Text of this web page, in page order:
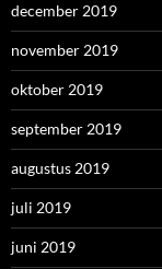
december 2019
november 2019
oktober 2019
september 2019
augustus 2019
juli 2019
juni 2019